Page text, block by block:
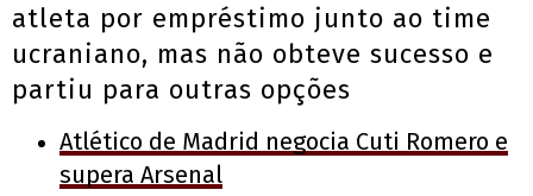
atleta por empréstimo junto ao time
ucraniano, mas não obteve sucesso e
partiu para outras opções
Atlético de Madrid negocia Cuti Romero e
supera Arsenal